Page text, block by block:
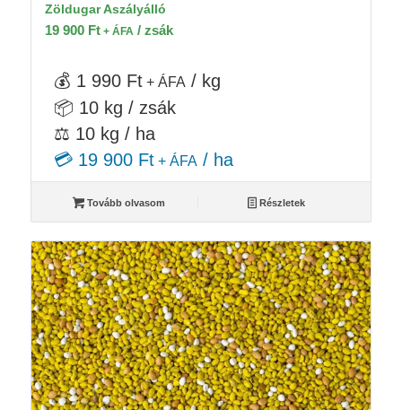
Zöldugar Aszályálló
19 900 Ft+ ÁFA / zsák
💰 1 990 Ft+ ÁFA / kg
📦 10 kg / zsák
⚖️ 10 kg / ha
💳 19 900 Ft+ ÁFA/ ha
Tovább olvasom Részletek